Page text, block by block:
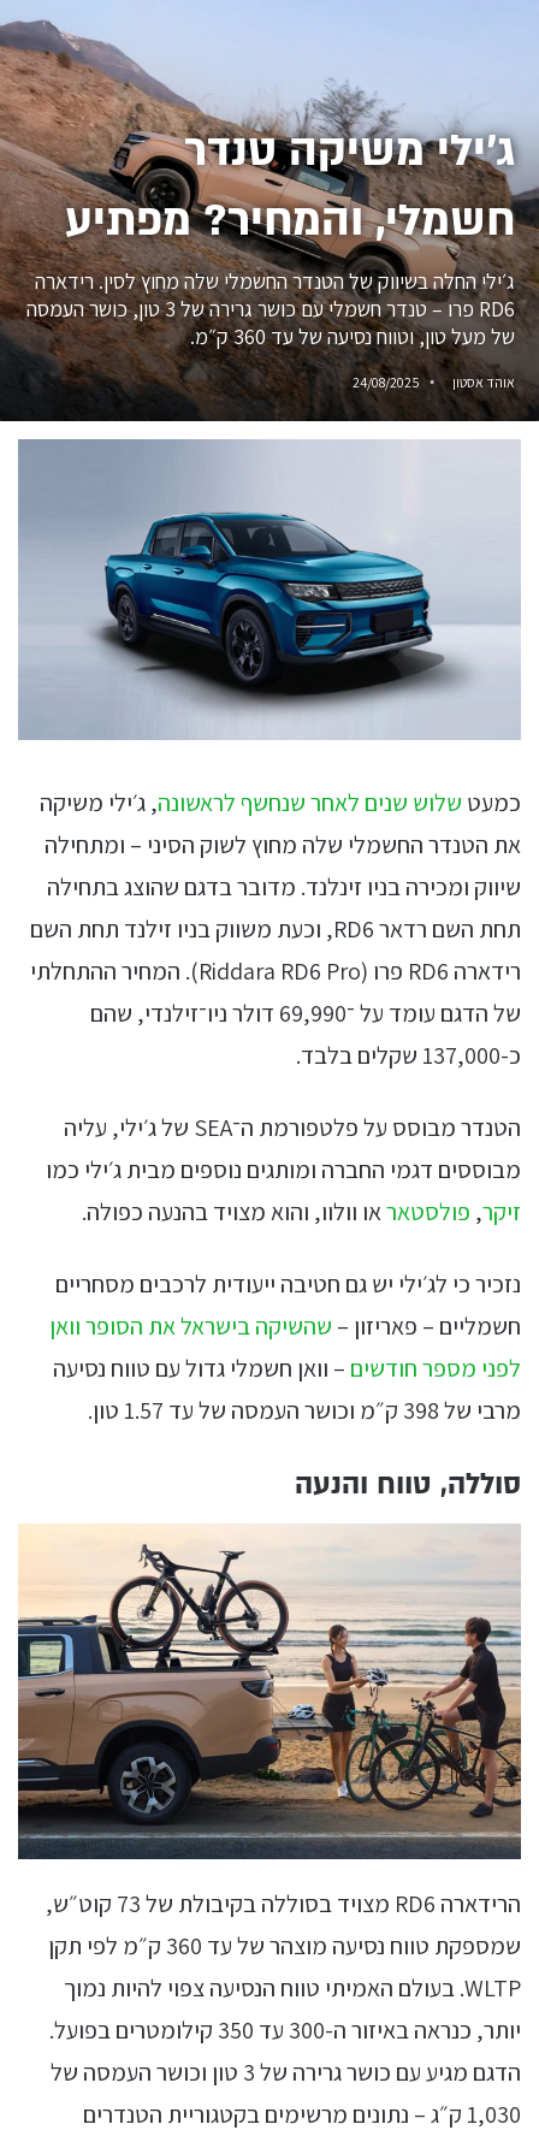
ג׳ילי משיקה טנדר
חשמלי, והמחיר? מפתיע
ג׳ילי החלה בשיווק של הטנדר החשמלי שלה מחוץ לסין. רידארה
RD6 פרו – טנדר חשמלי עם כושר גרירה של 3 טון, כושר העמסה
של מעל טון, וטווח נסיעה של עד 360 ק״מ.
אוהד אסטון 24/08/2025
כמעט שלוש שנים לאחר שנחשף לראשונה, ג׳ילי משיקה
את הטנדר החשמלי שלה מחוץ לשוק הסיני – ומתחילה
שיווק ומכירה בניו זינלנד. מדובר בדגם שהוצג בתחילה
תחת השם רדאר RD6, וכעת משווק בניו זילנד תחת השם
רידארה RD6 פרו (Riddara RD6 Pro). המחיר ההתחלתי
של הדגם עומד על ־69,990 דולר ניו־זילנדי, שהם
כ-137,000 שקלים בלבד.
הטנדר מבוסס על פלטפורמת ה־SEA של ג׳ילי, עליה
מבוססים דגמי החברה ומותגים נוספים מבית ג׳ילי כמו
זיקר, פולסטאראו וולוו, והוא מצויד בהנעה כפולה.
נזכיר כי לג׳ילי יש גם חטיבה ייעודית לרכבים מסחריים
חשמליים – פאריזון – שהשיקה בישראל את הסופר וואן
לפני מספר חודשים – וואן חשמלי גדול עם טווח נסיעה
מרבי של 398 ק״מ וכושר העמסה של עד 1.57 טון.
סוללה, טווח והנעה
הרידארה RD6 מצויד בסוללה בקיבולת של 73 קוט״ש,
שמספקת טווח נסיעה מוצהר של עד 360 ק״מ לפי תקן
WLTP. בעולם האמיתי טווח הנסיעה צפוי להיות נמוך
יותר, כנראה באיזור ה-300 עד 350 קילומטרים בפועל.
הדגם מגיע עם כושר גרירה של 3 טון וכושר העמסה של
1,030 ק״ג – נתונים מרשימים בקטגוריית הטנדרים